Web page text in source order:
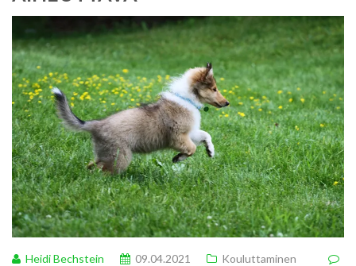
Heidi Bechstein 09.04.2021
Kouluttaminen